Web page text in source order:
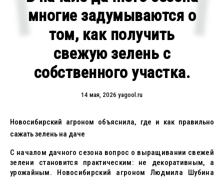
многие задумываются о
том, как получить
свежую зелень с
собственного участка.
14 мая, 2026 yagool.ru
Новосибирский агроном объяснила, где и как правильно
сажать зелень на даче
С началом дачного сезона вопрос о выращивании свежей
зелени становится практическим: не декоративным, а
урожайным. Новосибирский агроном Людмила Шубина